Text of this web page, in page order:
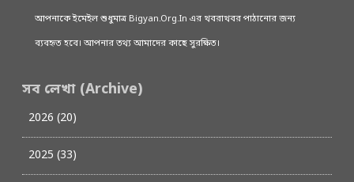
আপনাকে ইমেইল শুধুমাত্র Bigyan.Org.In এর খবরাখবর পাঠানোর জন্য
ব্যবহৃত হবে। আপনার তথ্য আমাদের কাছে সুরক্ষিত।
সব লেখা (Archive)
2026 (20)
2025 (33)